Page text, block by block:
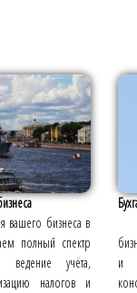
вашего бизнеса в
полный спектр
ведение учёта,
налогов и
и